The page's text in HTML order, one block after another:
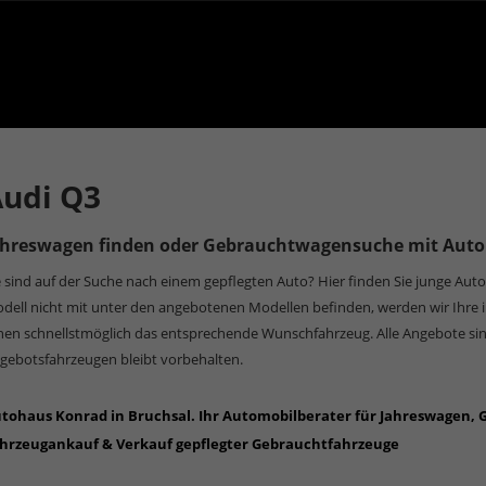
Q3
finden oder Gebrauchtwagensuche mit
sind auf der Suche nach einem gepflegten Auto? Hier finden Sie junge
nicht mit unter den angebotenen Modellen befinden, werden wir
schnellstmöglich das entsprechende Wunschfahrzeug. Alle Angebote
bleibt vorbehalten.
Konrad in Bruchsal. Ihr Automobilberater für Jahreswagen,
& Verkauf gepflegter Gebrauchtfahrzeuge